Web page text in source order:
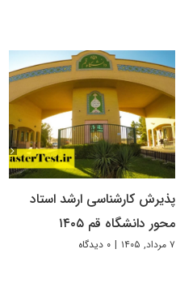
پذیرش کارشناسی ارشد استاد
محور دانشگاه قم ۱۴۰۵
۷ مرداد, ۱۴۰۵ | ۰ دیدگاه